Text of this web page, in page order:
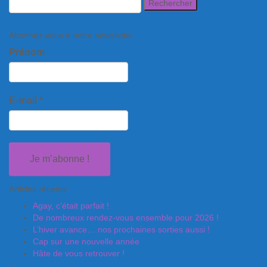
Abonnez-vous à notre newsletter
Prénom
E-mail *
Articles récents
Agay, c’était parfait !
De nombreux rendez-vous ensemble pour 2026 !
L’hiver avance… nos prochaines sorties aussi !
Cap sur une nouvelle année
Hâte de vous retrouver !